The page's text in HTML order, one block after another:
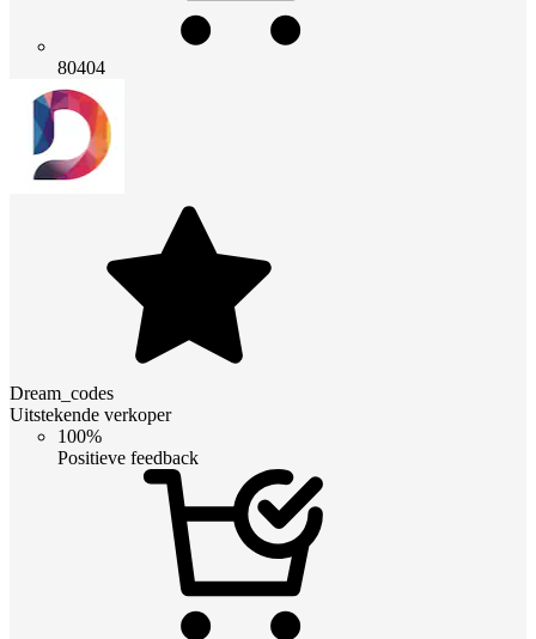
80404
Dream_codes
Uitstekende verkoper
100%
Positieve feedback